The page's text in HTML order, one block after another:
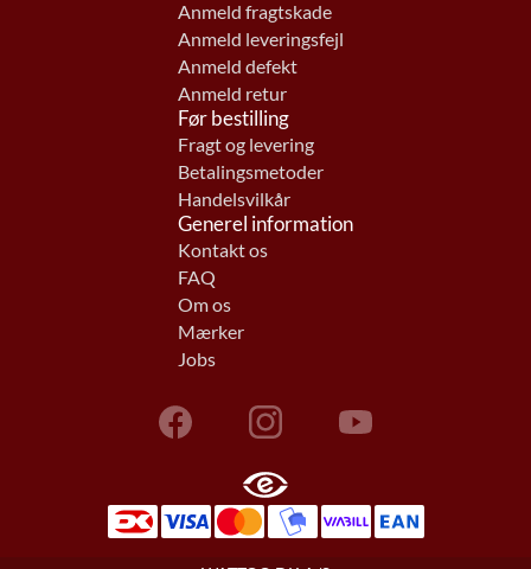
Anmeld fragtskade
Anmeld leveringsfejl
Anmeld defekt
Anmeld retur
Før bestilling
Fragt og levering
Betalingsmetoder
Handelsvilkår
Generel information
Kontakt os
FAQ
Om os
Mærker
Jobs